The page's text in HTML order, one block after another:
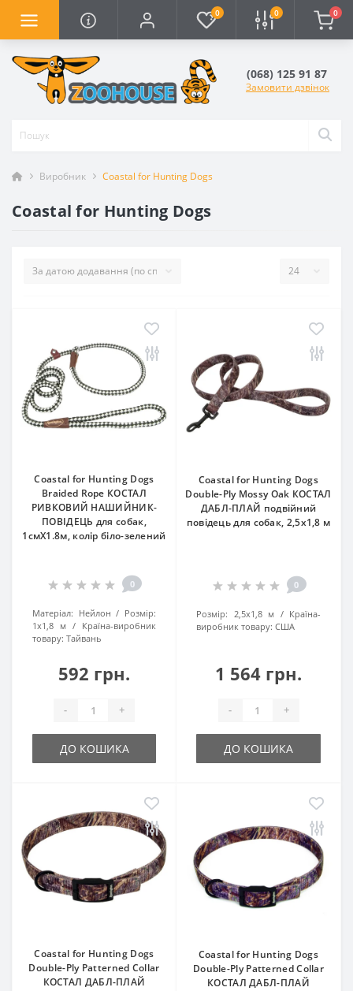
0 0 0
(068) 125 91 87
Замовити дзвінок
Виробник Coastal for Hunting Dogs
Coastal for Hunting Dogs
Coastal for Hunting Dogs
Braided Rope КОСТАЛ
РИВКОВИЙ НАШИЙНИК-
ПОВІДЕЦЬ для собак,
1смХ1.8м, колір біло-зелений
0
Матеріал: Нейлон
Розмір:
1х1,8 м
Країна-виробник
товару: Тайвань
592 грн.
- +
ДО КОШИКА
Coastal for Hunting Dogs
Double-Ply Mossy Oak КОСТАЛ
ДАБЛ-ПЛАЙ подвійний
повідець для собак, 2,5х1,8 м
0
Розмір: 2,5х1,8 м
Країна-
виробник товару: США
1 564 грн.
- +
ДО КОШИКА
Coastal for Hunting Dogs
Double-Ply Patterned Collar
КОСТАЛ ДАБЛ-ПЛАЙ
Coastal for Hunting Dogs
Double-Ply Patterned Collar
КОСТАЛ ДАБЛ-ПЛАЙ